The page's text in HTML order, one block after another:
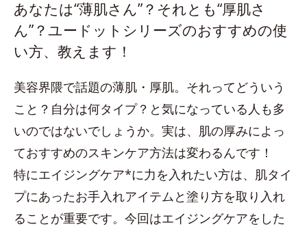
あなたは“薄肌さん”？それとも“厚肌さ
ん”？ユードットシリーズのおすすめの使
い方、教えます！
美容界隈で話題の薄肌・厚肌。それってどういう
こと？自分は何タイプ？と気になっている人も多
いのではないでしょうか。実は、肌の厚みによっ
ておすすめのスキンケア方法は変わるんです！
特にエイジングケア*に力を入れたい方は、肌タイ
プにあったお手入れアイテムと塗り方を取り入れ
ることが重要です。今回はエイジングケアをした